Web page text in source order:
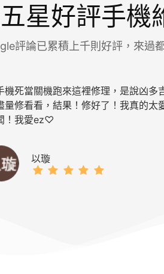
星好評手機
評論已累積上千則好評，來過
機死當關機跑來這裡修理，是說凶多
量修看看，結果！修好了！我真的太
！我愛ez♡
以璇